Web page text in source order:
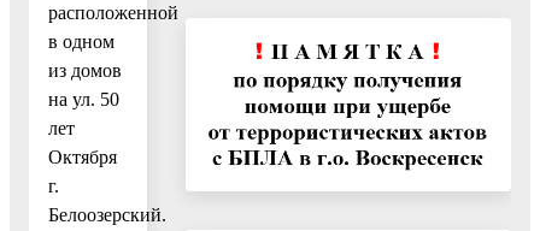
расположенной
в одном
из домов
на ул. 50
лет
Октября
г.
Белоозерский.